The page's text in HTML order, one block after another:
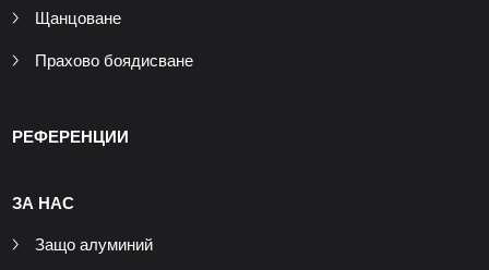
Щанцоване
Прахово боядисване
РЕФЕРЕНЦИИ
ЗА НАС
Защо алуминий